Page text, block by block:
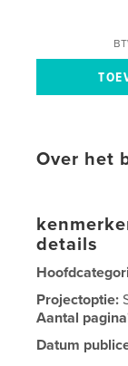
Over het
details
Projectoptie:
Aantal
Datum